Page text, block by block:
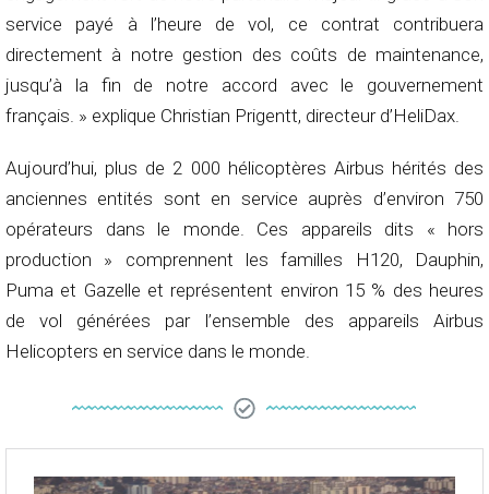
service payé à l’heure de vol, ce contrat contribuera
directement à notre gestion des coûts de maintenance,
jusqu’à la fin de notre accord avec le gouvernement
français. » explique Christian Prigentt, directeur d’HeliDax.
Aujourd’hui, plus de 2 000 hélicoptères Airbus hérités des
anciennes entités sont en service auprès d’environ 750
opérateurs dans le monde. Ces appareils dits « hors
production » comprennent les familles H120, Dauphin,
Puma et Gazelle et représentent environ 15 % des heures
de vol générées par l’ensemble des appareils Airbus
Helicopters en service dans le monde.